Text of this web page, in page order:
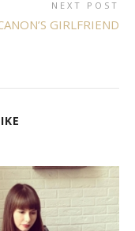
NEXT POST
GIRLFRIEND